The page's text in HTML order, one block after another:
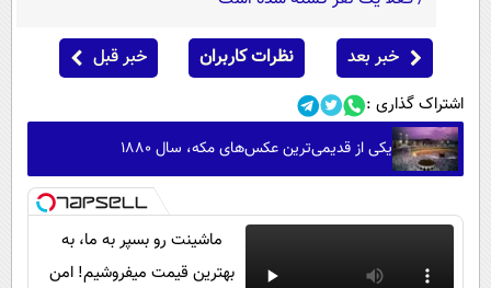
خبر بعد نظرات کاربران خبر قبل
اشتراک گذاری :
یکی از قدیمی‌ترین عکس‌های مکه، سال ۱۸۸۰
ماشینت رو بسپر به ما، به
بهترین قیمت میفروشیم! امن